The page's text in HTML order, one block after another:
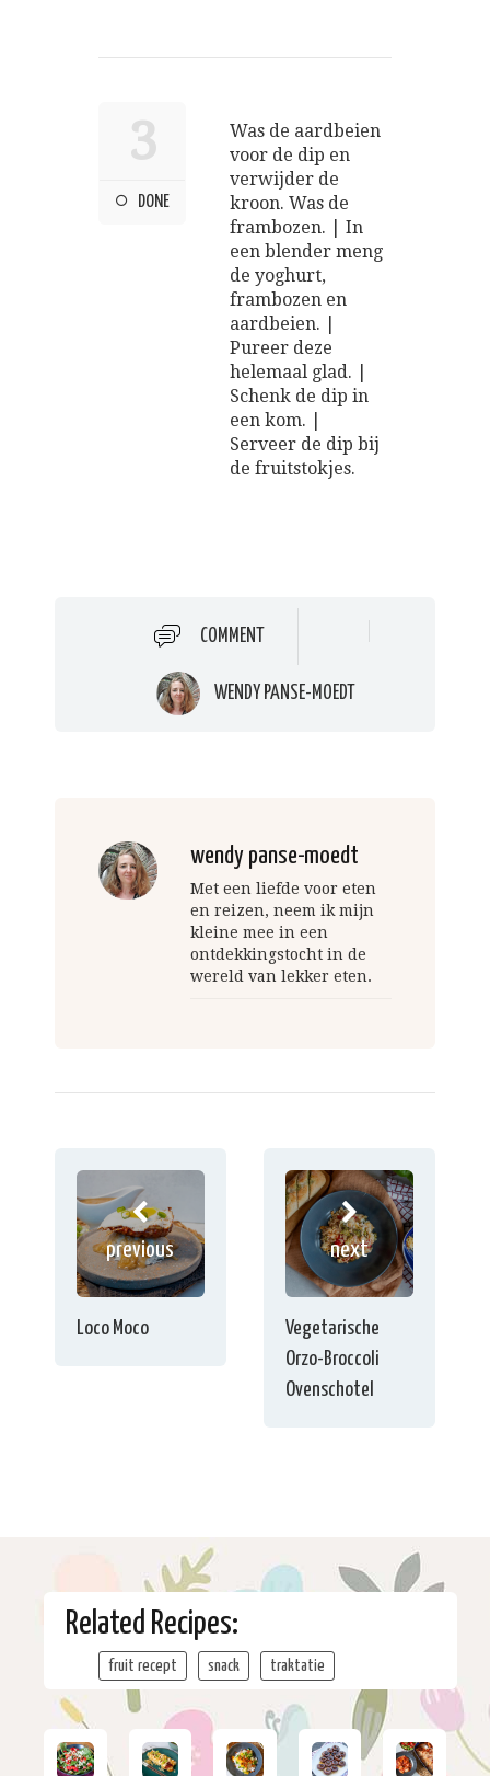
3
DONE
Was de aardbeien
voor de dip en
verwijder de
kroon. Was de
frambozen. | In
een blender meng
de yoghurt,
frambozen en
aardbeien. |
Pureer deze
helemaal glad. |
Schenk de dip in
een kom. |
Serveer de dip bij
de fruitstokjes.
COMMENT
WENDY PANSE-MOEDT
wendy panse-moedt
Met een liefde voor eten
en reizen, neem ik mijn
kleine mee in een
ontdekkingstocht in de
wereld van lekker eten.
previous
Loco Moco
next
Vegetarische
Orzo-Broccoli
Ovenschotel
Related Recipes:
fruit recept snack traktatie